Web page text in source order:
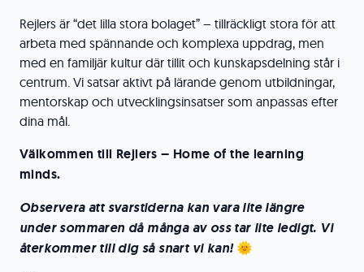
Rejlers är “det lilla stora bolaget” – tillräckligt stora för att
arbeta med spännande och komplexa uppdrag, men
med en familjär kultur där tillit och kunskapsdelning står i
centrum. Vi satsar aktivt på lärande genom utbildningar,
mentorskap och utvecklingsinsatser som anpassas efter
dina mål.
Välkommen till Rejlers – Home of the learning
minds.
Observera att svarstiderna kan vara lite längre
under sommaren då många av oss tar lite ledigt. Vi
återkommer till dig så snart vi kan! 🌞